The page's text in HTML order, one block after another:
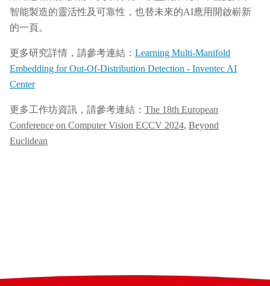
智能製造的靈活性及可靠性，也替未來的AI應用開啟嶄新
的一頁。
更多研究詳情，請參考連結： Learning Multi-Manifold
Embedding for Out-Of-Distribution Detection - Inventec AI
Center
更多工作坊資訊，請參考連結： The 18th European
Conference on Computer Vision ECCV 2024, Beyond
Euclidean